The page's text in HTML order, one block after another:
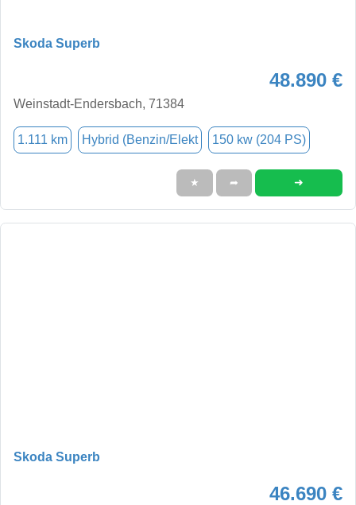
Skoda Superb
48.890 €
Weinstadt-Endersbach, 71384
1.111 km Hybrid (Benzin/Elekt 150 kw (204 PS)
★ ➦ ➜
Skoda Superb
46.690 €